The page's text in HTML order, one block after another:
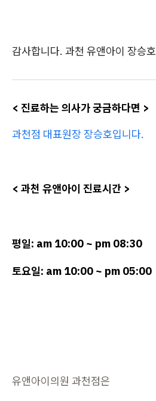
감사합니다. 과천 유앤아이 장승
< 진료하는 의사가 궁금하다면 >
과천점 대표원장 장승호입니다.
< 과천 유앤아이 진료시간 >
평일: am 10:00 ~ pm 08:30
토요일: am 10:00 ~ pm 05:00
유앤아이의원 과천점은